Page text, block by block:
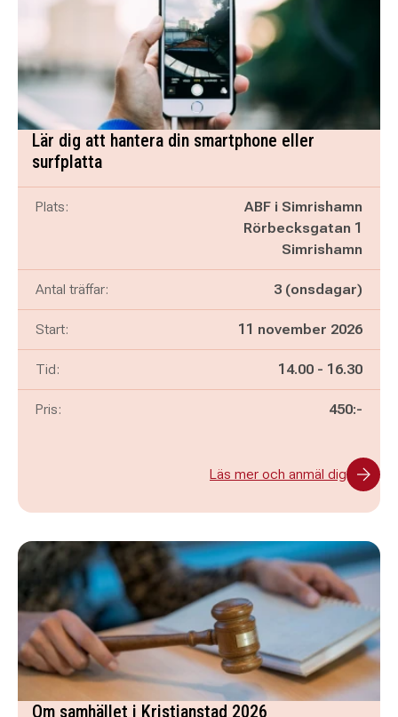
Lär dig att hantera din smartphone eller
surfplatta
Plats:
ABF i Simrishamn
Rörbecksgatan 1
Simrishamn
Antal träffar: 3 (onsdagar)
Start: 11 november 2026
Tid: Pågår mellan
14.00 - och
16.30
Pris: 450:-
Läs mer och anmäl dig
Om samhället i Kristianstad 2026